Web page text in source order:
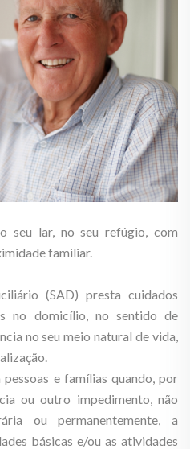
seu lar, no seu refúgio, com
familiar.
(SAD) presta cuidados
no domicílio, no sentido de
no seu meio natural de vida,
pessoas e famílias quando, por
ou outro impedimento, não
ou permanentemente, a
básicas e/ou as atividades